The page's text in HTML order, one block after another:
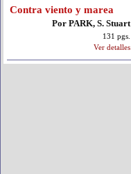
Contra viento y marea
Por PARK, S. Stuart
131 pgs.
Ver detalles